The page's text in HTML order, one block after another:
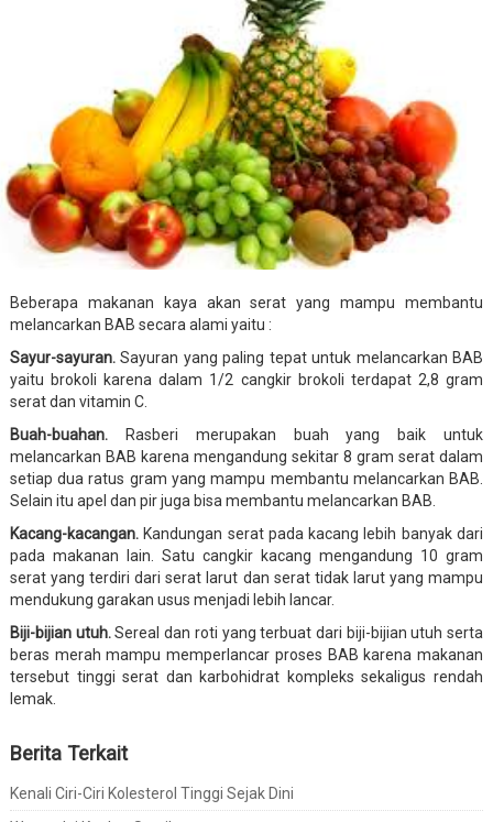
Beberapa makanan kaya akan serat yang mampu membantu
melancarkan BAB secara alami yaitu :
Sayur-sayuran.Sayuran yang paling tepat untuk melancarkan BAB
yaitu brokoli karena dalam 1/2 cangkir brokoli terdapat 2,8 gram
serat dan vitamin C.
Buah-buahan. Rasberi merupakan buah yang baik untuk
melancarkan BAB karena mengandung sekitar 8 gram serat dalam
setiap dua ratus gram yang mampu membantu melancarkan BAB.
Selain itu apel dan pir juga bisa membantu melancarkan BAB.
Kacang-kacangan.Kandungan serat pada kacang lebih banyak dari
pada makanan lain. Satu cangkir kacang mengandung 10 gram
serat yang terdiri dari serat larut dan serat tidak larut yang mampu
mendukung garakan usus menjadi lebih lancar.
Biji-bijian utuh.Sereal dan roti yang terbuat dari biji-bijian utuh serta
beras merah mampu memperlancar proses BAB karena makanan
tersebut tinggi serat dan karbohidrat kompleks sekaligus rendah
lemak.
Berita Terkait
Kenali Ciri-Ciri Kolesterol Tinggi Sejak Dini